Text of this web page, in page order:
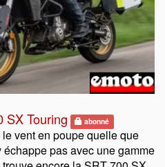
SX Touring abonné
vent en poupe quelle que
pas avec une gamme